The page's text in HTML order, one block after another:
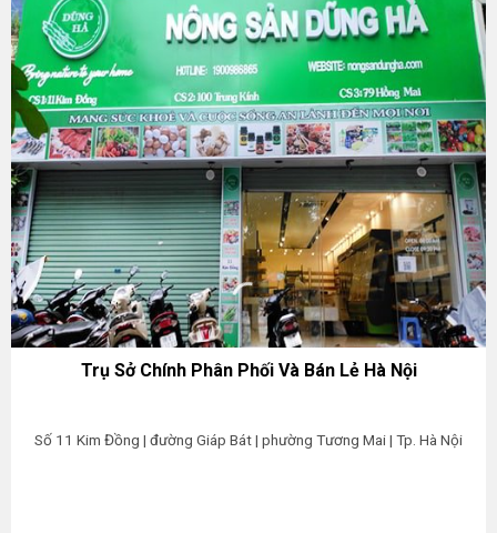
Trụ Sở Chính Phân Phối Và Bán Lẻ Hà Nội
Số 11 Kim Đồng | đường Giáp Bát | phường Tương Mai | Tp. Hà Nội